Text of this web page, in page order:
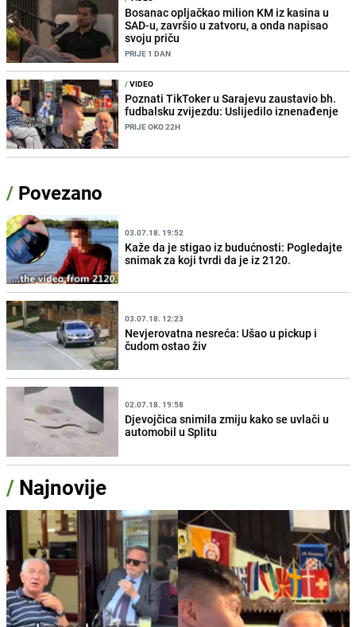
Bosanac opljačkao milion KM iz kasina u
SAD-u, završio u zatvoru, a onda napisao
svoju priču
PRIJE 1 DAN
/VIDEO
Poznati TikToker u Sarajevu zaustavio bh.
fudbalsku zvijezdu: Uslijedilo iznenađenje
PRIJE OKO 22H
/ Povezano
03.07.18. 19:52
Kaže da je stigao iz budućnosti: Pogledajte
snimak za koji tvrdi da je iz 2120.
03.07.18. 12:23
Nevjerovatna nesreća: Ušao u pickup i
čudom ostao živ
02.07.18. 19:58
Djevojčica snimila zmiju kako se uvlači u
automobil u Splitu
/ Najnovije